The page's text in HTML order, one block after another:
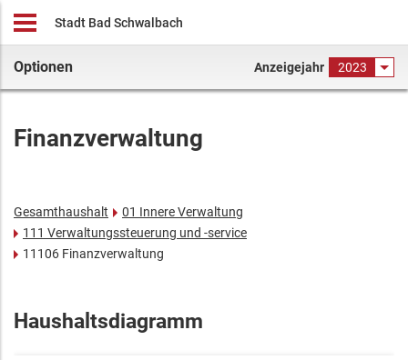
Stadt Bad Schwalbach
Optionen Anzeigejahr 2023
Finanzverwaltung
Gesamthaushalt
01 Innere Verwaltung
111 Verwaltungssteuerung und -service
11106 Finanzverwaltung
Haushaltsdiagramm